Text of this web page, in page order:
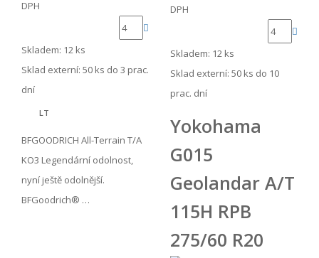
DPH
Skladem: 12 ks
Sklad externí: 50 ks do 3 prac.
dní
LT
BFGOODRICH All-Terrain T/A
KO3 Legendární odolnost,
nyní ještě odolnější.
BFGoodrich® …
DPH
Skladem: 12 ks
Sklad externí: 50 ks do 10
prac. dní
Yokohama
G015
Geolandar A/T
115H RPB
275/60 R20